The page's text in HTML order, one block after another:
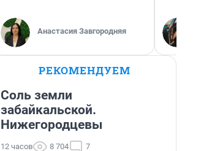
Анастасия Завгородняя
РЕКОМЕНДУЕМ
Соль земли
забайкальской.
Нижегородцевы
12 часов 8 704 7